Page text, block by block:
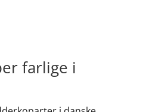
farlige i